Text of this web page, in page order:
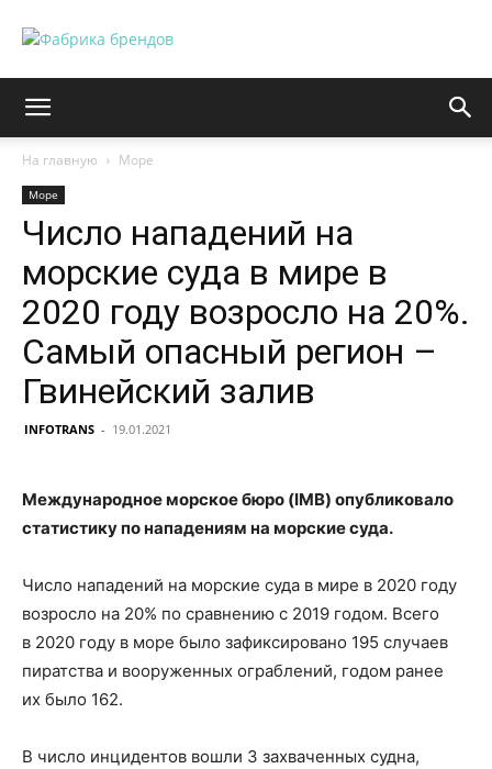
На главную Море
Море
Число нападений на
морские суда в мире в
2020 году возросло на 20%.
Самый опасный регион –
Гвинейский залив
INFOTRANS - 19.01.2021
Международное морское бюро (IMB) опубликовало
статистику по нападениям на морские суда.
Число нападений на морские суда в мире в 2020 году
возросло на 20% по сравнению с 2019 годом. Всего
в 2020 году в море было зафиксировано 195 случаев
пиратства и вооруженных ограблений, годом ранее
их было 162.
В число инцидентов вошли 3 захваченных судна,